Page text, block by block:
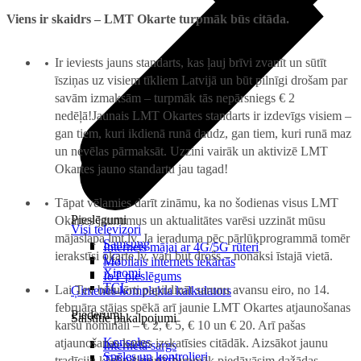
Pieslēgumi
Internets mājai ar 4G/5G rūteri
Mobilais internets iekārtās
IoT pieslēgums
Ģimenes komplekta kalkulators
Saistītie pakalpojumi
Interneta sargs
Visi televizori
Samsung
LG
Xiaomi
TCL
Piederumi
Konsoles
Spēles un kontrolieri
Viens ir skaidrs – LMT Okarte turpmāk būs citāda.
Ir ieviests jauns standarts, kas ļauj brīvi zvanīt un sūtīt
īsziņas uz visiem tīkliem Latvijā un būt pilnīgi drošam par
savām izmaksām – turpmāk tās nepārsniegs € 2
nedēļā!Jaunais LMT Okartes standarts ir izdevīgs visiem –
gan tiem, kuri ikdienā runā daudz, gan tiem, kuri runā maz
un nevēlas pārmaksāt. Uzzini vairāk un aktivizē LMT
Okartes jauno standartu jau tagad!
Tāpat vēlamies darīt zināmu, ka no šodienas visus LMT
Okartes jaunumus un aktualitātes varēsi uzzināt mūsu
mājaslapā lmt.lv. Ja ieraduma pēc pārlūkprogrammā tomēr
ierakstīsi okarte.lv, vari būt drošs – nonāksi īstajā vietā.
Lai Tev būtu ērti papildināt sarunu avansu eiro, no 14.
februāra stājas spēkā arī jaunie LMT Okartes atjaunošanas
karšu nomināli – € 2, € 5, € 10 un € 20. Arī pašas
atjaunošanas kartes izskatīsies citādāk. Aizsākot jaunu